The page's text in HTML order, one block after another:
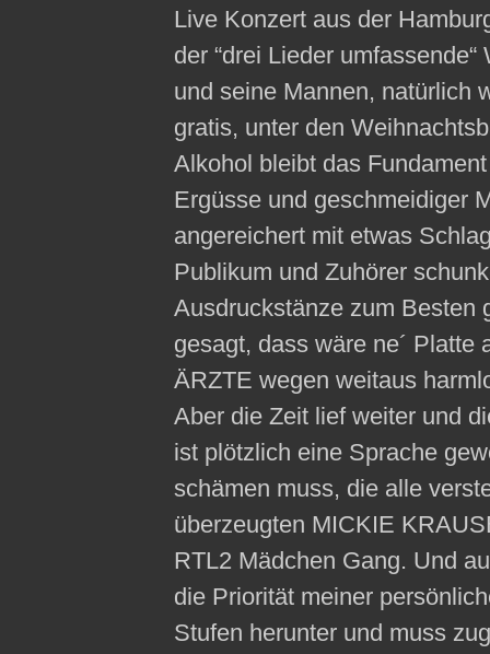
Live Konzert aus der
der “drei Lieder
und seine Mannen, natürlich
gratis, unter den
Alkohol bleibt das
Ergüsse und geschmeidiger
angereichert mit etwas
Publikum und Zuhörer
Ausdruckstänze zum Besten
gesagt, dass wäre ne´ Platte
ÄRZTE wegen weitaus
Aber die Zeit lief weiter und
ist plötzlich eine Sprache
schämen muss, die alle
überzeugten MICKIE
RTL2 Mädchen Gang. Und
die Priorität meiner
Stufen herunter und muss